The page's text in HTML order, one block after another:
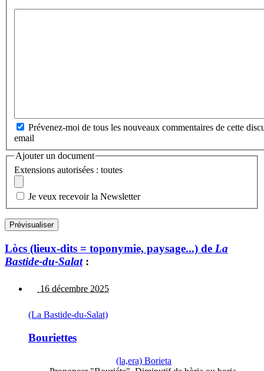
Prévenez-moi de tous les nouveaux commentaires de cette
email
Ajouter un document
Extensions autorisées : toutes
Je veux recevoir la Newsletter
Lòcs (lieux-dits = toponymie, paysage...) de La
Bastide-du-Salat:
16 décembre 2025
(La Bastide-du-Salat)
Bouriettes
(la,era) Borieta